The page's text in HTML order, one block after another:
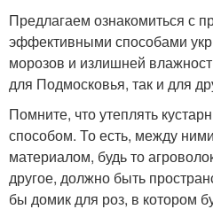
Предлагаем ознакомиться с
эффективными способами
морозов и излишней
для Подмосковья, так и для
Помните, что утеплять
способом. То есть, между
материалом, будь то
другое, должно быть
бы домик для роз, в котором